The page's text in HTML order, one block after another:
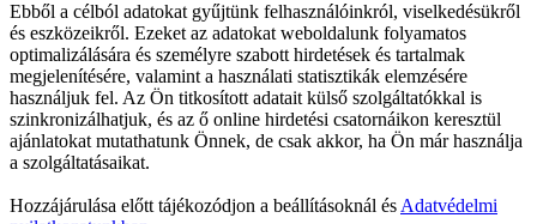
Ebből a célból adatokat gyűjtünk felhasználóinkról, viselkedésükről
és eszközeikről. Ezeket az adatokat weboldalunk folyamatos
optimalizálására és személyre szabott hirdetések és tartalmak
megjelenítésére, valamint a használati statisztikák elemzésére
használjuk fel. Az Ön titkosított adatait külső szolgáltatókkal is
szinkronizálhatjuk, és az ő online hirdetési csatornáikon keresztül
ajánlatokat mutathatunk Önnek, de csak akkor, ha Ön már használja
a szolgáltatásaikat.
Hozzájárulása előtt tájékozódjon a beállításoknál és Adatvédelmi